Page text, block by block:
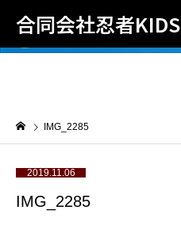
合同会社忍者KIDS
IMG_2285
2019.11.06
IMG_2285